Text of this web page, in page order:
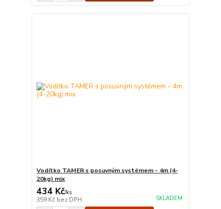
Vodítko TAMER s posuvným systémem - 4m (4-
20kg) mix
434 Kč/ks
359 Kč bez DPH SKLADEM